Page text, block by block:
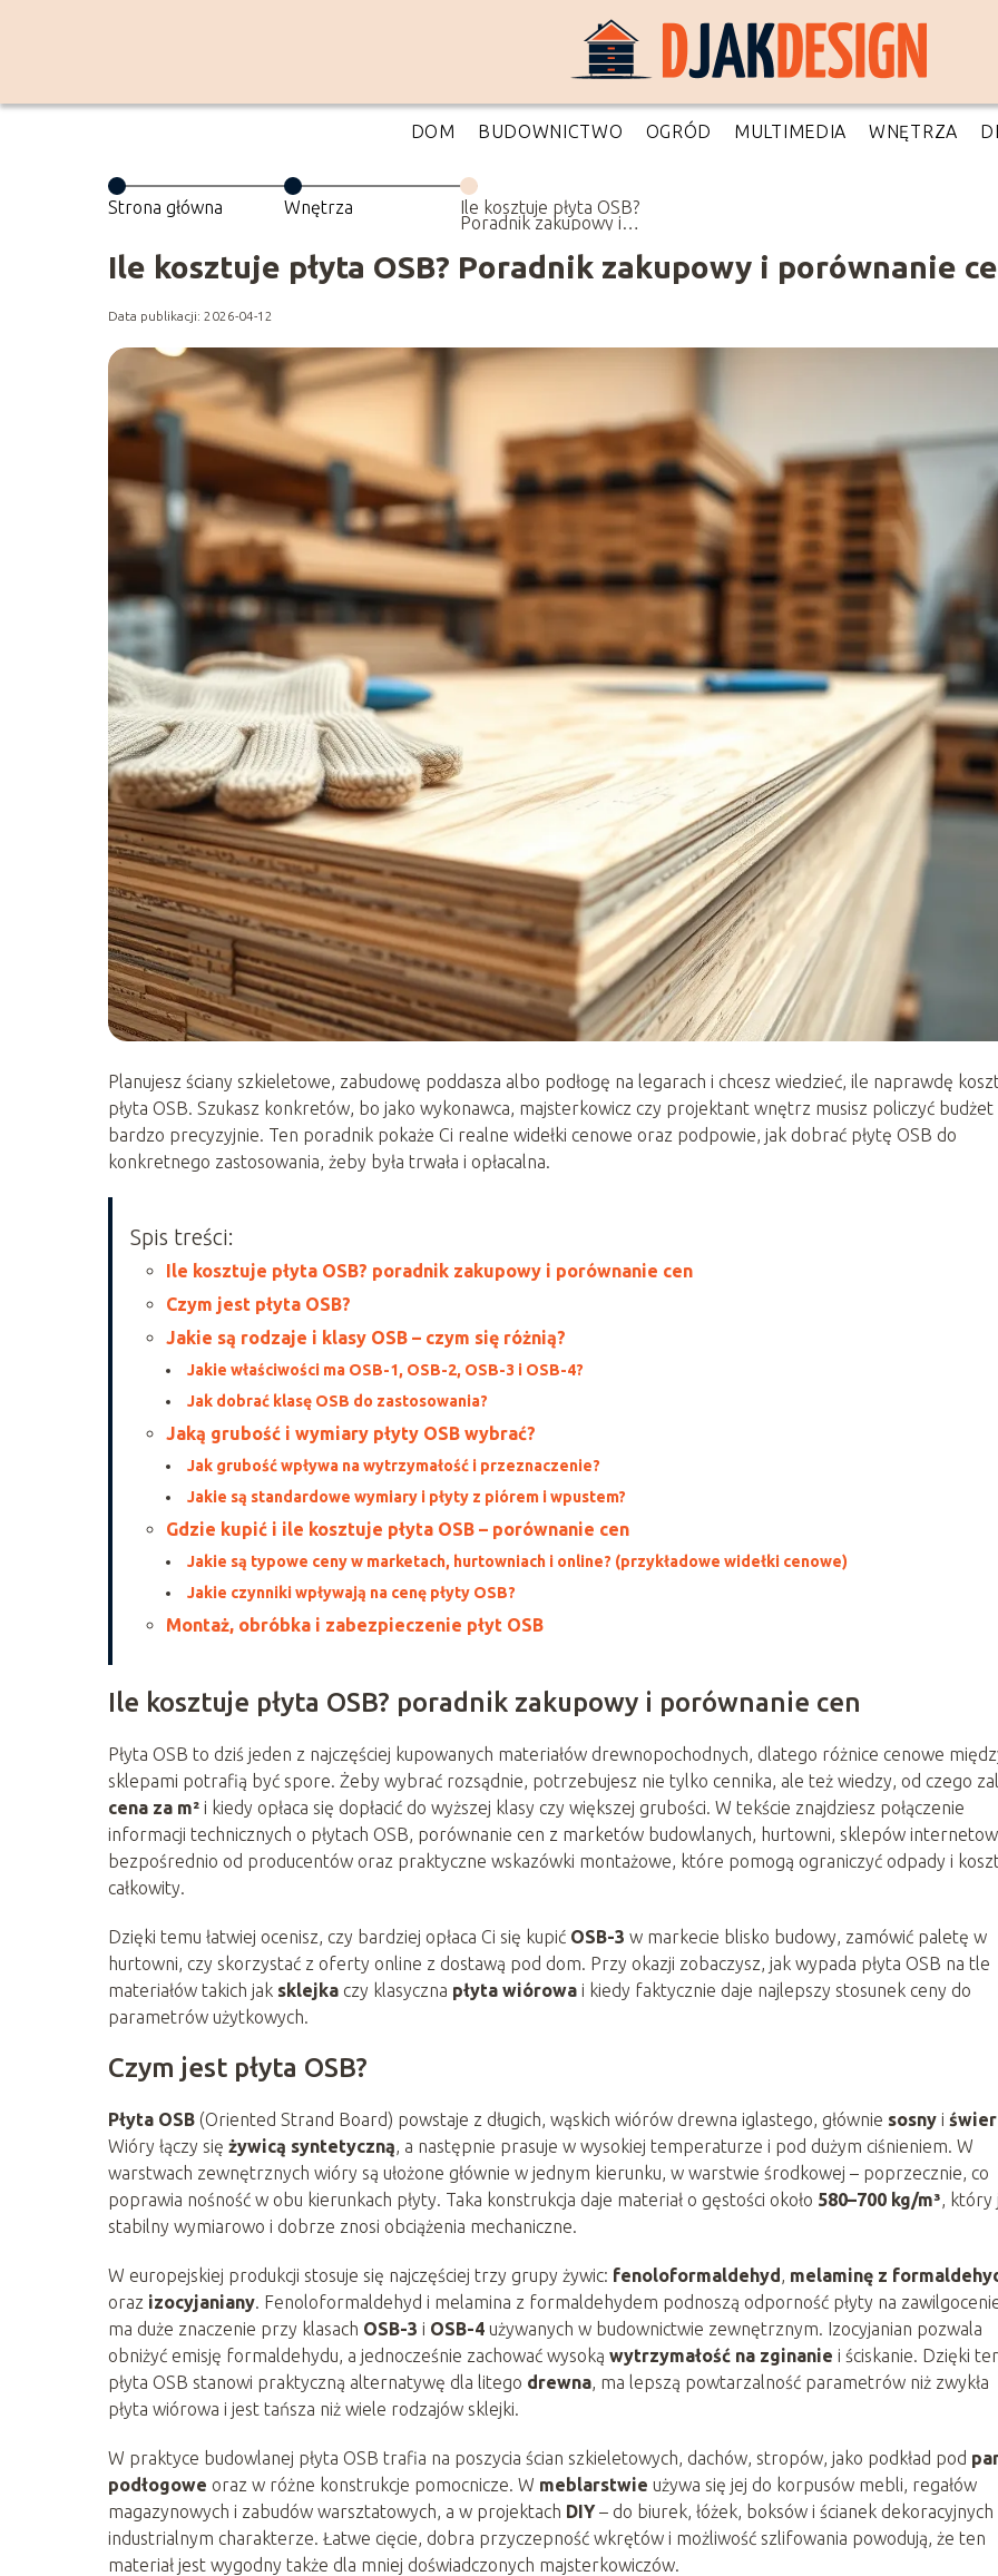
DOM BUDOWNICTWO OGRÓD MULTIMEDIA WNĘTRZA
Strona główna Wnętrza Ile kosztuje płyta OSB?
Poradnik zakupowy i
Ile kosztuje płyta OSB? Poradnik zakupowy i porównanie
Data publikacji: 2026-04-12
Planujesz ściany szkieletowe, zabudowę poddasza albo podłogę na legarach i chcesz wiedzieć, ile naprawdę
płyta OSB. Szukasz konkretów, bo jako wykonawca, majsterkowicz czy projektant wnętrz musisz policzyć budżet
bardzo precyzyjnie. Ten poradnik pokaże Ci realne widełki cenowe oraz podpowie, jak dobrać płytę OSB do
konkretnego zastosowania, żeby była trwała i opłacalna.
Spis treści:
Ile kosztuje płyta OSB? poradnik zakupowy i porównanie cen
Czym jest płyta OSB?
Jakie są rodzaje i klasy OSB – czym się różnią?
Jakie właściwości ma OSB-1, OSB-2, OSB-3 i OSB-4?
Jak dobrać klasę OSB do zastosowania?
Jaką grubość i wymiary płyty OSB wybrać?
Jak grubość wpływa na wytrzymałość i przeznaczenie?
Jakie są standardowe wymiary i płyty z piórem i wpustem?
Gdzie kupić i ile kosztuje płyta OSB – porównanie cen
Jakie są typowe ceny w marketach, hurtowniach i online? (przykładowe widełki cenowe)
Jakie czynniki wpływają na cenę płyty OSB?
Montaż, obróbka i zabezpieczenie płyt OSB
Ile kosztuje płyta OSB? poradnik zakupowy i porównanie cen
Płyta OSB to dziś jeden z najczęściej kupowanych materiałów drewnopochodnych, dlatego różnice cenowe
sklepami potrafią być spore. Żeby wybrać rozsądnie, potrzebujesz nie tylko cennika, ale też wiedzy, od czego
cena za m² i kiedy opłaca się dopłacić do wyższej klasy czy większej grubości. W tekście znajdziesz połączenie
informacji technicznych o płytach OSB, porównanie cen z marketów budowlanych, hurtowni, sklepów
bezpośrednio od producentów oraz praktyczne wskazówki montażowe, które pomogą ograniczyć odpady i
całkowity.
Dzięki temu łatwiej ocenisz, czy bardziej opłaca Ci się kupić OSB-3 w markecie blisko budowy, zamówić paletę w
hurtowni, czy skorzystać z oferty online z dostawą pod dom. Przy okazji zobaczysz, jak wypada płyta OSB na tle
materiałów takich jak sklejka czy klasyczna płyta wiórowa i kiedy faktycznie daje najlepszy stosunek ceny do
parametrów użytkowych.
Czym jest płyta OSB?
Płyta OSB (Oriented Strand Board) powstaje z długich, wąskich wiórów drewna iglastego, głównie sosny i
Wióry łączy się żywicą syntetyczną, a następnie prasuje w wysokiej temperaturze i pod dużym ciśnieniem. W
warstwach zewnętrznych wióry są ułożone głównie w jednym kierunku, w warstwie środkowej – poprzecznie, co
poprawia nośność w obu kierunkach płyty. Taka konstrukcja daje materiał o gęstości około 580–700 kg/m³, który
stabilny wymiarowo i dobrze znosi obciążenia mechaniczne.
W europejskiej produkcji stosuje się najczęściej trzy grupy żywic: fenoloformaldehyd, melaminę z
oraz izocyjaniany. Fenoloformaldehyd i melamina z formaldehydem podnoszą odporność płyty na
ma duże znaczenie przy klasach OSB-3 i OSB-4 używanych w budownictwie zewnętrznym. Izocyjanian pozwala
obniżyć emisję formaldehydu, a jednocześnie zachować wysoką wytrzymałość na zginanie i ściskanie. Dzięki
płyta OSB stanowi praktyczną alternatywę dla litego drewna, ma lepszą powtarzalność parametrów niż zwykła
płyta wiórowa i jest tańsza niż wiele rodzajów sklejki.
W praktyce budowlanej płyta OSB trafia na poszycia ścian szkieletowych, dachów, stropów, jako podkład pod
podłogowe oraz w różne konstrukcje pomocnicze. W meblarstwie używa się jej do korpusów mebli, regałów
magazynowych i zabudów warsztatowych, a w projektach DIY– do biurek, łóżek, boksów i ścianek dekoracyjnych
industrialnym charakterze. Łatwe cięcie, dobra przyczepność wkrętów i możliwość szlifowania powodują, że ten
materiał jest wygodny także dla mniej doświadczonych majsterkowiczów.